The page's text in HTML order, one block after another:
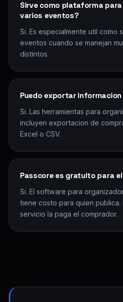
Sirve como plataforma
varios eventos?
Si. Es especialmente util
eventos cuando se manejan
distintos.
Puedo exportar
Si. Las herramientas para
incluyen exportacion de
Excel o CSV.
Passcore es gratuito para
Si. El software para
tiene costo para quien publica.
servicio la paga el comprador.